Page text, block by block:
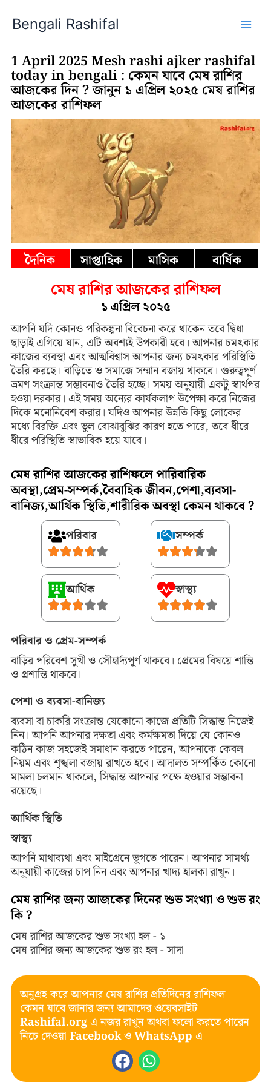
Bengali Rashifal
1 April 2025 Mesh rashi ajker rashifal
today in bengali : কেমন যাবে মেষ রাশির
আজকের দিন ? জানুন ১ এপ্রিল ২০২৫ মেষ রাশির
আজকের রাশিফল
দৈনিক সাপ্তাহিক মাসিক বার্ষিক
মেষ রাশির আজকের রাশিফল
১ এপ্রিল ২০২৫
আপনি যদি কোনও পরিকল্পনা বিবেচনা করে থাকেন তবে দ্বিধা
ছাড়াই এগিয়ে যান, এটি অবশ্যই উপকারী হবে। আপনার চমৎকার
কাজের ব্যবস্থা এবং আত্মবিশ্বাস আপনার জন্য চমৎকার পরিস্থিতি
তৈরি করছে। বাড়িতে ও সমাজে সম্মান বজায় থাকবে। গুরুত্বপূর্ণ
ভ্রমণ সংক্রান্ত সম্ভাবনাও তৈরি হচ্ছে। সময় অনুযায়ী একটু স্বার্থপর
হওয়া দরকার। এই সময় অন্যের কার্যকলাপ উপেক্ষা করে নিজের
দিকে মনোনিবেশ করার। যদিও আপনার উন্নতি কিছু লোকের
মধ্যে বিরক্তি এবং ভুল বোঝাবুঝির কারণ হতে পারে, তবে ধীরে
ধীরে পরিস্থিতি স্বাভাবিক হয়ে যাবে।
মেষ রাশির আজকের রাশিফলে পারিবারিক
অবস্থা,প্রেম-সম্পর্ক,বৈবাহিক জীবন,পেশা,ব্যবসা-
বানিজ্য,আর্থিক স্থিতি,শারীরিক অবস্থা কেমন থাকবে ?
পরিবার সম্পর্ক
আর্থিক স্বাস্থ্য
পরিবার ও প্রেম-সম্পর্ক
বাড়ির পরিবেশ সুখী ও সৌহার্দ্যপূর্ণ থাকবে। প্রেমের বিষয়ে শান্তি
ও প্রশান্তি থাকবে।
পেশা ও ব্যবসা-বানিজ্য
ব্যবসা বা চাকরি সংক্রান্ত যেকোনো কাজে প্রতিটি সিদ্ধান্ত নিজেই
নিন। আপনি আপনার দক্ষতা এবং কর্মক্ষমতা দিয়ে যে কোনও
কঠিন কাজ সহজেই সমাধান করতে পারেন, আপনাকে কেবল
নিয়ম এবং শৃঙ্খলা বজায় রাখতে হবে। আদালত সম্পর্কিত কোনো
মামলা চলমান থাকলে, সিদ্ধান্ত আপনার পক্ষে হওয়ার সম্ভাবনা
রয়েছে।
আর্থিক স্থিতি
স্বাস্থ্য
আপনি মাথাব্যথা এবং মাইগ্রেনে ভুগতে পারেন। আপনার সামর্থ্য
অনুযায়ী কাজের চাপ নিন এবং আপনার খাদ্য হালকা রাখুন।
মেষ রাশির জন্য আজকের দিনের শুভ সংখ্যা ও শুভ রং
কি ?
মেষ রাশির আজকের শুভ সংখ্যা হল - ১
মেষ রাশির জন্য আজকের শুভ রং হল - সাদা
অনুগ্রহ করে আপনার মেষ রাশির প্রতিদিনের রাশিফল
কেমন যাবে জানার জন্য আমাদের ওয়েবসাইট
Rashifal.orgএ নজর রাখুন অথবা ফলো করতে পারেন
নিচে দেওয়া FacebookওWhatsApp এ
F
a
W
h